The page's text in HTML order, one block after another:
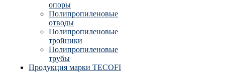
опоры
Полипропиленовые
отводы
Полипропиленовые
тройники
Полипропиленовые
трубы
Продукция марки TECOFI